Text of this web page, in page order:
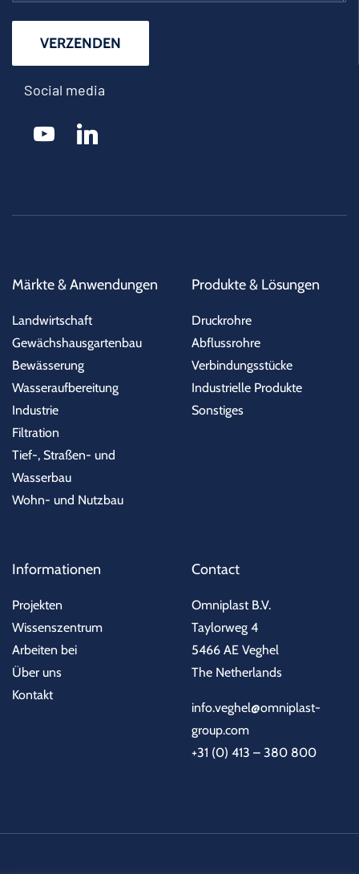
Social media
youtube linkedin
Märkte & Anwendungen
Landwirtschaft
Gewächshausgartenbau
Bewässerung
Wasseraufbereitung
Industrie
Filtration
Tief-, Straßen- und
Wasserbau
Wohn- und Nutzbau
Produkte & Lösungen
Druckrohre
Abflussrohre
Verbindungsstücke
Industrielle Produkte
Sonstiges
Informationen
Projekten
Wissenszentrum
Arbeiten bei
Über uns
Kontakt
Contact
Omniplast B.V.
Taylorweg 4
5466 AE Veghel
The Netherlands
info.veghel@omniplast-
group.com
+31 (0) 413 – 380 800